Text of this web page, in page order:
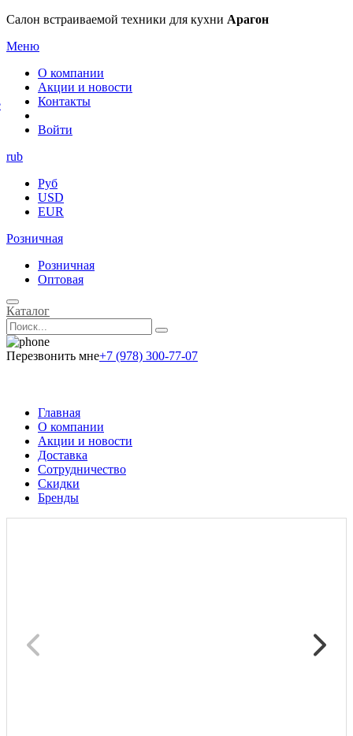
Салон встраиваемой техники для кухни Арагон
Меню
О компании
Акции и новости
Контакты
Войти
rub
Руб
USD
EUR
Розничная
Розничная
Оптовая
Каталог
Перезвонить мне+7 (978) 300-77-07
Главная
О компании
Акции и новости
Доставка
Сотрудничество
Скидки
Бренды